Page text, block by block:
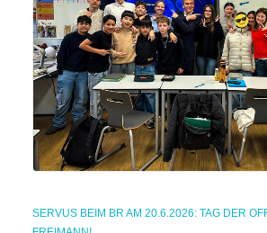
SERVUS BEIM BR AM 20.6.2026: TAG DER